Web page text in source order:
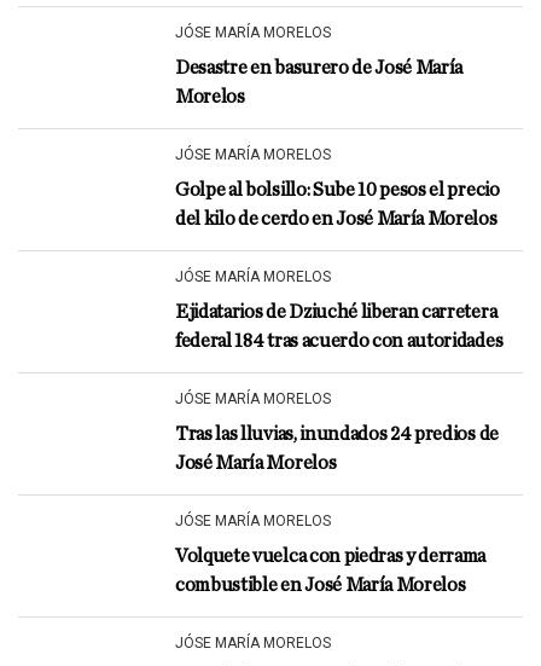
JÓSE MARÍA MORELOS
Desastre en basurero de José María
Morelos
JÓSE MARÍA MORELOS
Golpe al bolsillo: Sube 10 pesos el precio
del kilo de cerdo en José María Morelos
JÓSE MARÍA MORELOS
Ejidatarios de Dziuché liberan carretera
federal 184 tras acuerdo con autoridades
JÓSE MARÍA MORELOS
Tras las lluvias, inundados 24 predios de
José María Morelos
JÓSE MARÍA MORELOS
Volquete vuelca con piedras y derrama
combustible en José María Morelos
JÓSE MARÍA MORELOS